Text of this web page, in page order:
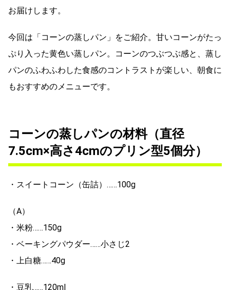
お届けします。
今回は「コーンの蒸しパン」をご紹介。甘いコーンがたっ
ぷり入った黄色い蒸しパン。コーンのつぶつぶ感と、蒸し
パンのふわふわした食感のコントラストが楽しい、朝食に
もおすすめのメニューです。
コーンの蒸しパンの材料（直径
7.5cm×高さ4cmのプリン型5個分）
・スイートコーン（缶詰）……100g
（A）
・米粉……150g
・ベーキングパウダー……小さじ2
・上白糖……40g
・豆乳……120ml